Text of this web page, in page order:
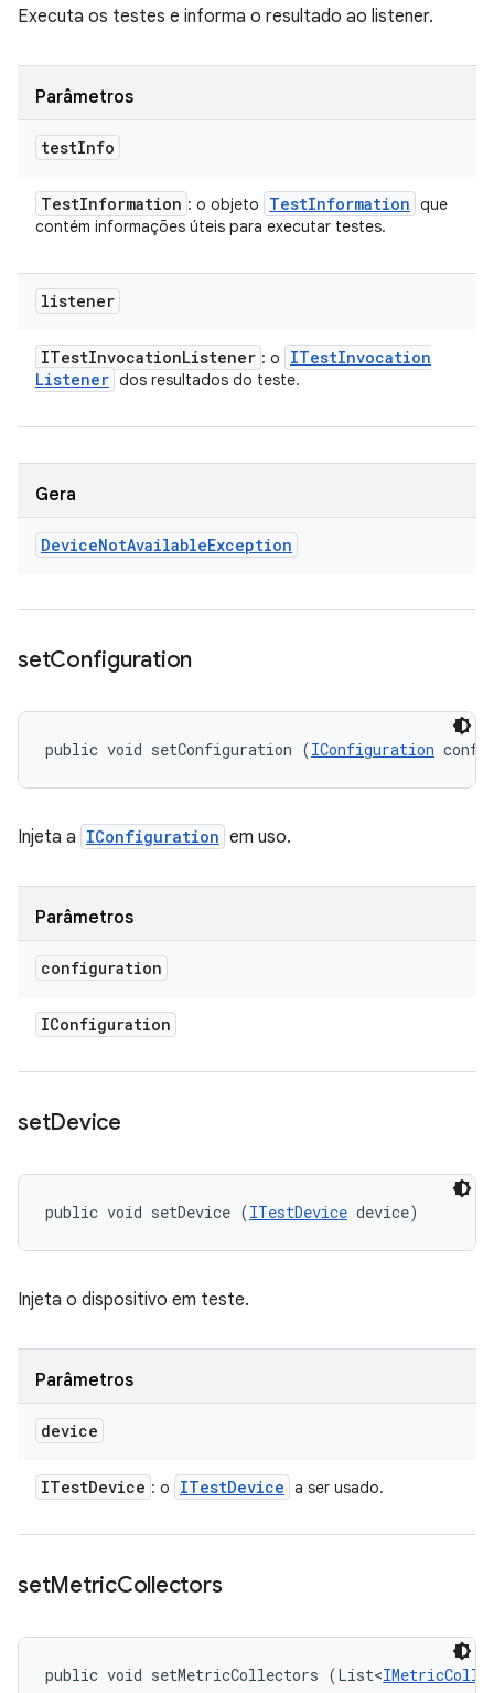
Executa os testes e informa o resultado ao listener.
Parâmetros
testInfo
TestInformation : o objeto TestInformation que
contém informações úteis para executar testes.
listener
ITestInvocationListener : o ITestInvocation
Listener dos resultados do teste.
Gera
DeviceNotAvailableException
setConfiguration
public void setConfiguration (IConfiguration
Injeta a IConfiguration em uso.
Parâmetros
configuration
IConfiguration
setDevice
public void setDevice (ITestDevice device)
Injeta o dispositivo em teste.
Parâmetros
device
ITestDevice : o ITestDevice a ser usado.
setMetricCollectors
public void setMetricCollectors (List<